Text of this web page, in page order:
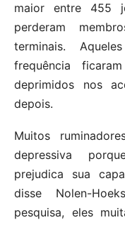
maior entre 455
perderam
terminais.
frequência
deprimidos nos
depois.
Muitos
depressiva
prejudica sua
disse Nolen-
pesquisa, eles